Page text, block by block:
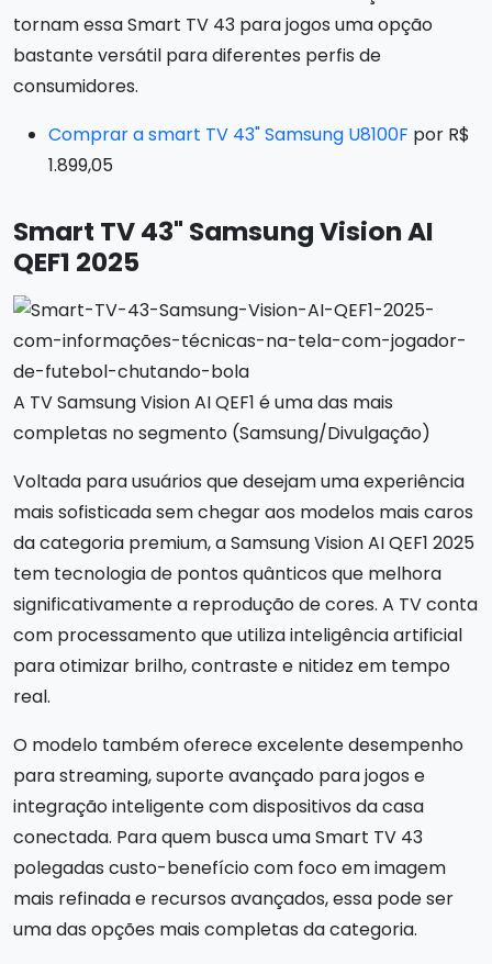
tornam essa Smart TV 43 para jogos uma opção
bastante versátil para diferentes perfis de
consumidores.
Comprar a smart TV 43" Samsung U8100F por R$
1.899,05
Smart TV 43" Samsung Vision AI
QEF1 2025
A TV Samsung Vision AI QEF1 é uma das mais
completas no segmento (Samsung/Divulgação)
Voltada para usuários que desejam uma experiência
mais sofisticada sem chegar aos modelos mais caros
da categoria premium, a Samsung Vision AI QEF1 2025
tem tecnologia de pontos quânticos que melhora
significativamente a reprodução de cores. A TV conta
com processamento que utiliza inteligência artificial
para otimizar brilho, contraste e nitidez em tempo
real.
O modelo também oferece excelente desempenho
para streaming, suporte avançado para jogos e
integração inteligente com dispositivos da casa
conectada. Para quem busca uma Smart TV 43
polegadas custo-benefício com foco em imagem
mais refinada e recursos avançados, essa pode ser
uma das opções mais completas da categoria.